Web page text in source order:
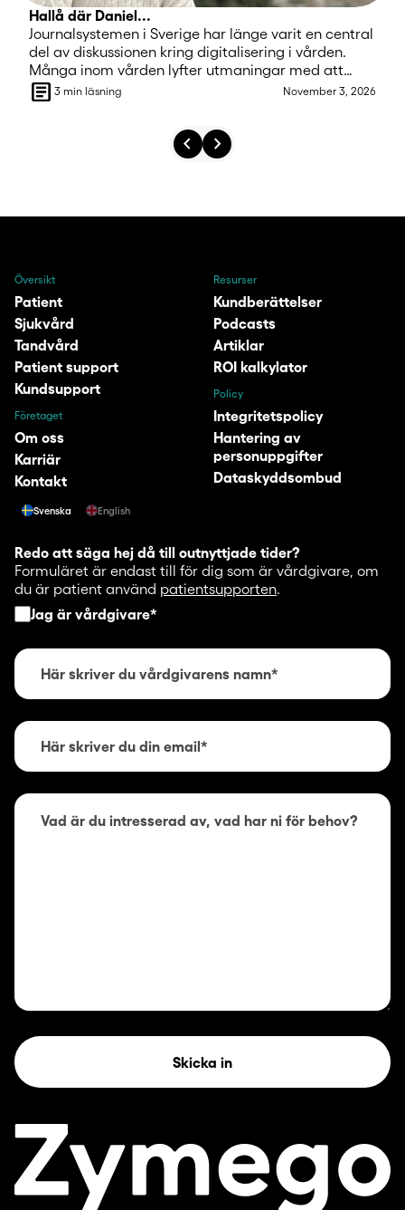
Konversationer i vårdkön
Hallå där Daniel...
Journalsystemen i Sverige har länge varit en central
del av diskussionen kring digitalisering i vården.
Många inom vården lyfter utmaningar med att
snabbt och smidigt få tillgång till relevant
patientinformation, vilket är avgörande för att ge
kontinuerligt arbete för att vidareutveckla och
förbättra systemen, med målet att göra dem mer
Daniel Forslund, Utvecklingsansvarig för
article 3 min läsning November 3, 2026
chevron_left chevron_right
Översikt
Patient
Sjukvård
Tandvård
Patient support
Kundsupport
Företaget
Om oss
Karriär
Kontakt
Svenska English
Resurser
Kundberättelser
Podcasts
Artiklar
ROI kalkylator
Policy
Integritetspolicy
Hantering av
personuppgifter
Dataskyddsombud
Redo att säga hej då till outnyttjade tider?
Formuläret är endast till för dig som är vårdgivare, om
du är patient använd patientsupporten
Jag är vårdgivare*